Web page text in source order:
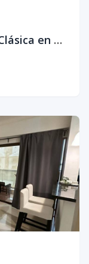
Vendo Apartamento en Torre Clásica en Naco